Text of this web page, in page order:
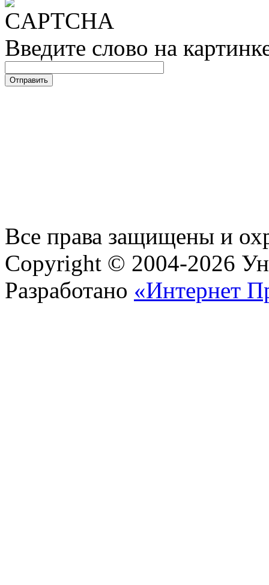
Введите слово на
Все права защищены и
Copyright © 2004-2026
Разработано «Интернет